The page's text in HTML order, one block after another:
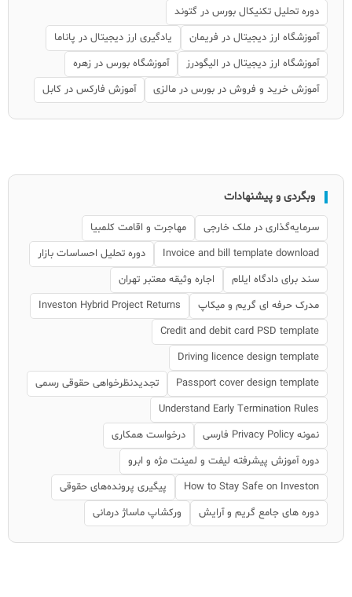
دوره تحلیل تکنیکال بورس در گتوند
آموزشگاه ارز دیجیتال در فریمان
یادگیری ارز دیجیتال در پاناما
آموزشگاه ارز دیجیتال در الیگودرز
آموزشگاه بورس در زهره
آموزش خرید و فروش در بورس در مالزی
آموزش فارکس در کابل
وبگردی و پیشنهادات
سرمایه‌گذاری در ملک خارجی
مهاجرت و اقامت کلمبیا
Invoice and bill template download
دوره تحلیل احساسات بازار
سند برای دادگاه ایلام
اجاره وثیقه معتبر تهران
مدرک حرفه ای گریم و میکاپ
Investon Hybrid Project Returns
Credit and debit card PSD template
Driving licence design template
Passport cover design template
تجدیدنظرخواهی حقوقی رسمی
Understand Early Termination Rules
نمونه Privacy Policy فارسی
درخواست همکاری
دوره آموزش پیشرفته لیفت و لمینت مژه و ابرو
How to Stay Safe on Investon
پیگیری پرونده‌های حقوقی
دوره های جامع گریم و آرایش
ورکشاپ ماساژ درمانی